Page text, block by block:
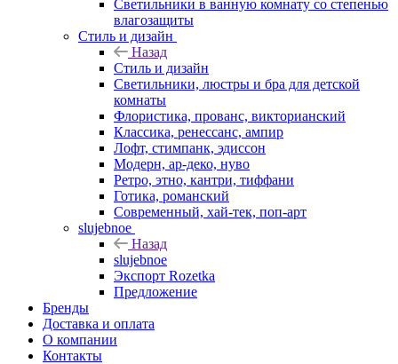
Светильники в ванную комнату со степенью
влагозащиты
Стиль и дизайн
Назад
Стиль и дизайн
Светильники, люстры и бра для детской
комнаты
Флористика, прованс, викторианский
Классика, ренессанс, ампир
Лофт, стимпанк, эдиссон
Модерн, ар-деко, нуво
Ретро, этно, кантри, тиффани
Готика, романский
Современный, хай-тек, поп-арт
slujebnoe
Назад
slujebnoe
Экспорт Rozetka
Предложение
Бренды
Доставка и оплата
О компании
Контакты